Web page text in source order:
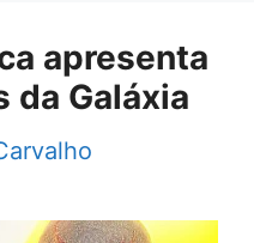
apresenta
da Galáxia